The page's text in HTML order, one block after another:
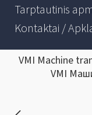
Tarptautinis
Kontaktai /
VMI Machine
VMI